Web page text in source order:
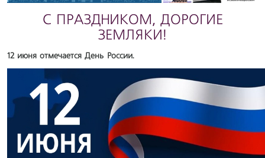
С ПРАЗДНИКОМ, ДОРОГИЕ
ЗЕМЛЯКИ!
12 июня отмечается День России.